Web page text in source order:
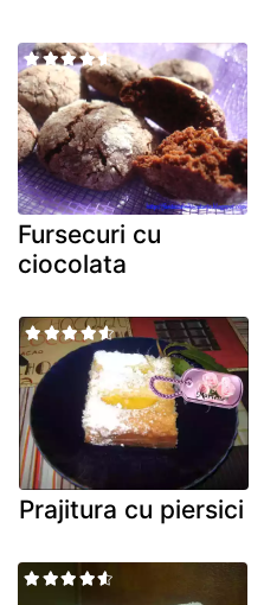
Fursecuri cu
ciocolata
Prajitura cu piersici